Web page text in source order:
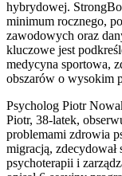
hybrydowej.
minimum rocznego,
zawodowych oraz
kluczowe jest
medycyna sportowa,
obszarów o wysokim
Psycholog Piotr
Piotr, 38-latek,
problemami zdrowia
migracją,
psychoterapii i